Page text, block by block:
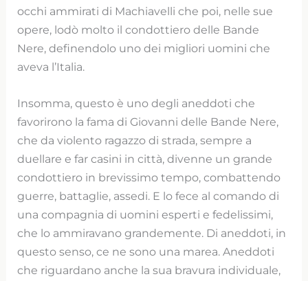
occhi ammirati di Machiavelli che poi, nelle sue
opere, lodò molto il condottiero delle Bande
Nere, definendolo uno dei migliori uomini che
aveva l’Italia.
Insomma, questo è uno degli aneddoti che
favorirono la fama di Giovanni delle Bande Nere,
che da violento ragazzo di strada, sempre a
duellare e far casini in città, divenne un grande
condottiero in brevissimo tempo, combattendo
guerre, battaglie, assedi. E lo fece al comando di
una compagnia di uomini esperti e fedelissimi,
che lo ammiravano grandemente. Di aneddoti, in
questo senso, ce ne sono una marea. Aneddoti
che riguardano anche la sua bravura individuale,